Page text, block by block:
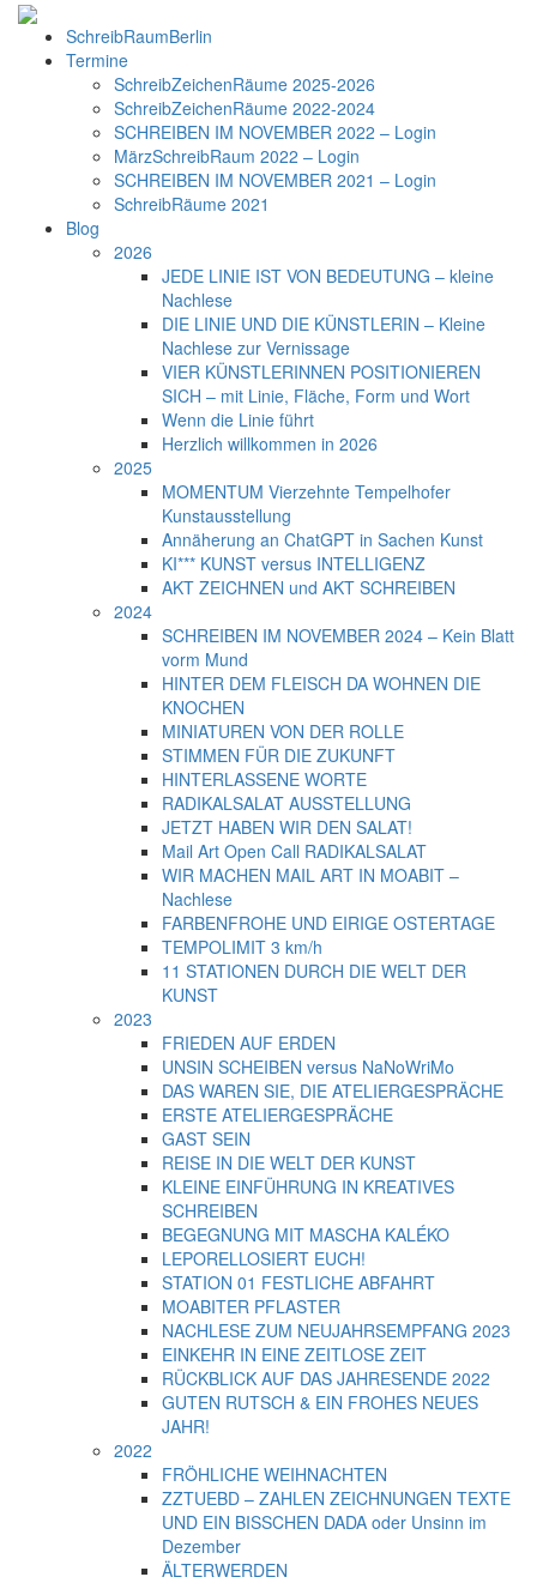
SchreibRaumBerlin
Termine
SchreibZeichenRäume 2025-2026
SchreibZeichenRäume 2022-2024
SCHREIBEN IM NOVEMBER 2022 – Login
MärzSchreibRaum 2022 – Login
SCHREIBEN IM NOVEMBER 2021 – Login
SchreibRäume 2021
Blog
2026
JEDE LINIE IST VON BEDEUTUNG – kleine
Nachlese
DIE LINIE UND DIE KÜNSTLERIN – Kleine
Nachlese zur Vernissage
VIER KÜNSTLERINNEN POSITIONIEREN
SICH – mit Linie, Fläche, Form und Wort
Wenn die Linie führt
Herzlich willkommen in 2026
2025
MOMENTUM Vierzehnte Tempelhofer
Kunstausstellung
Annäherung an ChatGPT in Sachen Kunst
KI*** KUNST versus INTELLIGENZ
AKT ZEICHNEN und AKT SCHREIBEN
2024
SCHREIBEN IM NOVEMBER 2024 – Kein Blatt
vorm Mund
HINTER DEM FLEISCH DA WOHNEN DIE
KNOCHEN
MINIATUREN VON DER ROLLE
STIMMEN FÜR DIE ZUKUNFT
HINTERLASSENE WORTE
RADIKALSALAT AUSSTELLUNG
JETZT HABEN WIR DEN SALAT!
Mail Art Open Call RADIKALSALAT
WIR MACHEN MAIL ART IN MOABIT –
Nachlese
FARBENFROHE UND EIRIGE OSTERTAGE
TEMPOLIMIT 3 km/h
11 STATIONEN DURCH DIE WELT DER
KUNST
2023
FRIEDEN AUF ERDEN
UNSIN SCHEIBEN versus NaNoWriMo
DAS WAREN SIE, DIE ATELIERGESPRÄCHE
ERSTE ATELIERGESPRÄCHE
GAST SEIN
REISE IN DIE WELT DER KUNST
KLEINE EINFÜHRUNG IN KREATIVES
SCHREIBEN
BEGEGNUNG MIT MASCHA KALÉKO
LEPORELLOSIERT EUCH!
STATION 01 FESTLICHE ABFAHRT
MOABITER PFLASTER
NACHLESE ZUM NEUJAHRSEMPFANG 2023
EINKEHR IN EINE ZEITLOSE ZEIT
RÜCKBLICK AUF DAS JAHRESENDE 2022
GUTEN RUTSCH & EIN FROHES NEUES
JAHR!
2022
FRÖHLICHE WEIHNACHTEN
ZZTUEBD – ZAHLEN ZEICHNUNGEN TEXTE
UND EIN BISSCHEN DADA oder Unsinn im
Dezember
ÄLTERWERDEN